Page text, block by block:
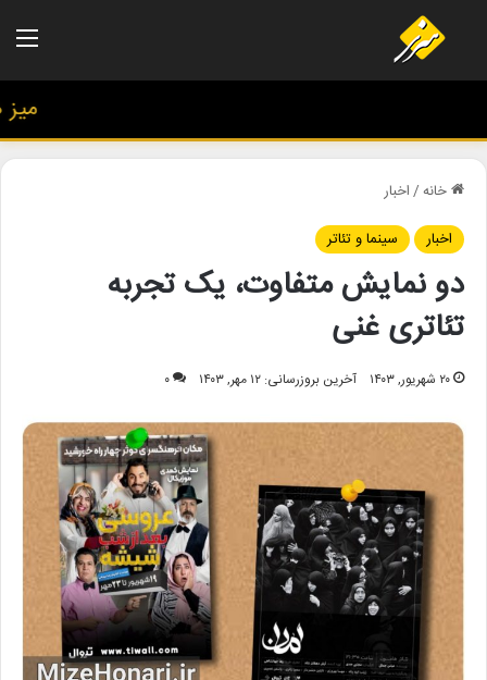
میز
خانه/اخبار
اخبار
سینما و تئاتر
دو نمایش متفاوت، یک تجربه
تئاتری غنی
۲۰ شهریور, ۱۴۰۳ آخرین بروزرسانی: ۱۲ مهر, ۱۴۰۳ ۰